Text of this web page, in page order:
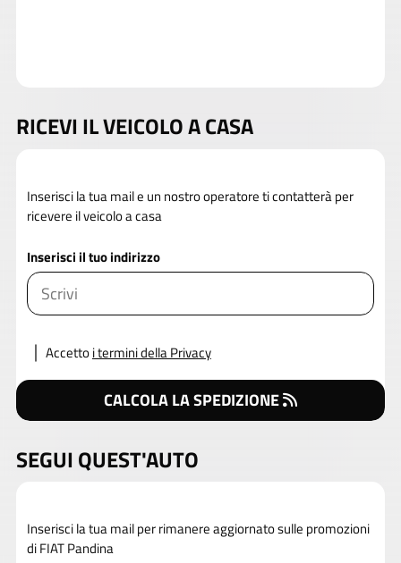
RICEVI IL VEICOLO A CASA
Inserisci la tua mail e un nostro operatore ti contatterà per
ricevere il veicolo a casa
Inserisci il tuo indirizzo
Accettoi termini della Privacy
CALCOLA LA SPEDIZIONE
SEGUI QUEST'AUTO
Inserisci la tua mail per rimanere aggiornato sulle promozioni
di FIAT Pandina